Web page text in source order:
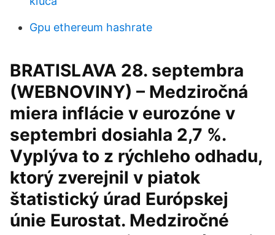
Gpu ethereum hashrate
BRATISLAVA 28. septembra
(WEBNOVINY) – Medziročná
miera inflácie v eurozóne v
septembri dosiahla 2,7 %.
Vyplýva to z rýchleho odhadu,
ktorý zverejnil v piatok
štatistický úrad Európskej
únie Eurostat. Medziročné